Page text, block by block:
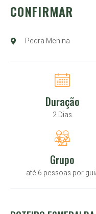
CONFIRMAR
Pedra Menina
Duração
2 Dias
Grupo
até 6 pessoas por